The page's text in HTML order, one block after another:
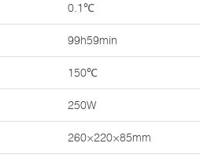
0.1℃
99h59min
150℃
250W
260×220×85mm